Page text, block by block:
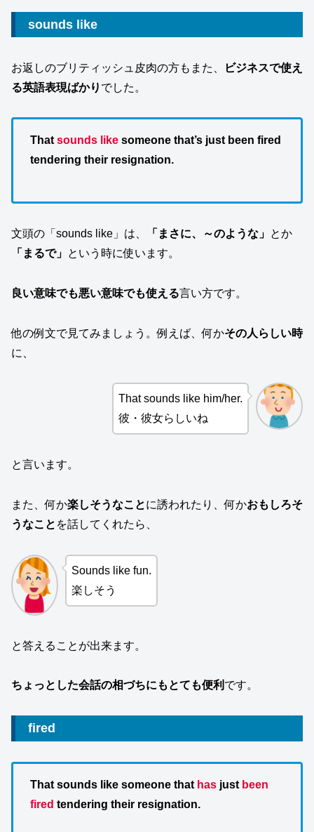
sounds like
お返しのブリティッシュ皮肉の方もまた、
ビジネスで使え
る英語表現ばかり でした。
Thatsounds like someone that’s just been fired
tendering their resignation.
文頭の「sounds like」は、 「まさに、～のような」 とか
「まるで」 という時に使います。
良い意味でも悪い意味でも使える言い方です。
他の例文で見てみましょう。例えば、何かその人らしい時
に、
That sounds like him/her.
彼・彼女らしいね
と言います。
また、何か楽しそうなことに誘われたり、何かおもしろそ
うなこと を話してくれたら、
Sounds like fun.
楽しそう
と答えることが出来ます。
ちょっとした会話の相づちにもとても便利 です。
fired
That sounds like someone that has just been
fired tendering their resignation.